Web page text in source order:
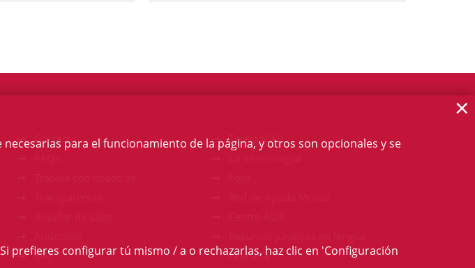
Contacto
GAJ
Talent ICAB
catalana
para el funcionamiento de la página, y otros son opcionales y se
prefieres configurar tú mismo / a o rechazarlas, haz clic en 'Configuración
×